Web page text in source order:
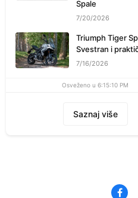
Spale
7/20/2026
Triumph Tiger
Svestran i
7/16/2026
Osveženo u 6:15:10 PM
Saznaj više